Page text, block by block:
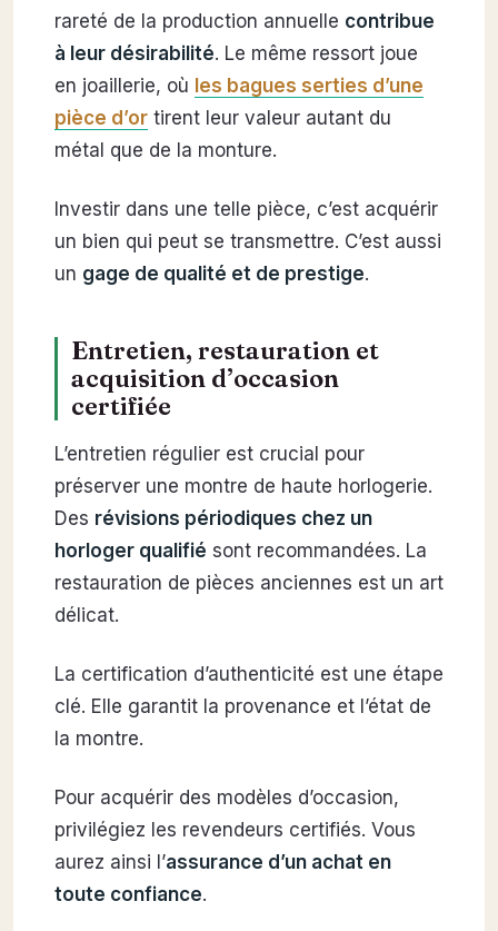
rareté de la production annuelle contribue
à leur désirabilité. Le même ressort joue
en joaillerie, où les bagues serties d’une
pièce d’ortirent leur valeur autant du
métal que de la monture.
Investir dans une telle pièce, c’est acquérir
un bien qui peut se transmettre. C’est aussi
un gage de qualité et de prestige.
Entretien, restauration et
acquisition d’occasion
certifiée
L’entretien régulier est crucial pour
préserver une montre de haute horlogerie.
Des révisions périodiques chez un
horloger qualifié sont recommandées. La
restauration de pièces anciennes est un art
délicat.
La certification d’authenticité est une étape
clé. Elle garantit la provenance et l’état de
la montre.
Pour acquérir des modèles d’occasion,
privilégiez les revendeurs certifiés. Vous
aurez ainsi l’assurance d’un achat en
toute confiance.